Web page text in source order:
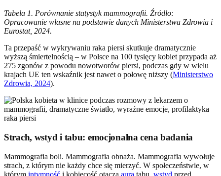
Tabela 1. Porównanie statystyk mammografii. Źródło:
Opracowanie własne na podstawie danych Ministerstwa Zdrowia i
Eurostat, 2024.
Ta przepaść w wykrywaniu raka piersi skutkuje dramatycznie
wyższą śmiertelnością – w Polsce na 100 tysięcy kobiet przypada aż
275 zgonów z powodu nowotworów piersi, podczas gdy w wielu
krajach UE ten wskaźnik jest nawet o połowę niższy (Ministerstwo
Zdrowia, 2024).
Strach, wstyd i tabu: emocjonalna cena badania
Mammografia boli. Mammografia obnaża. Mammografia wywołuje
strach, z którym nie każdy chce się mierzyć. W społeczeństwie, w
którym intymność i kobiecość otacza aura tabu, wstyd przed